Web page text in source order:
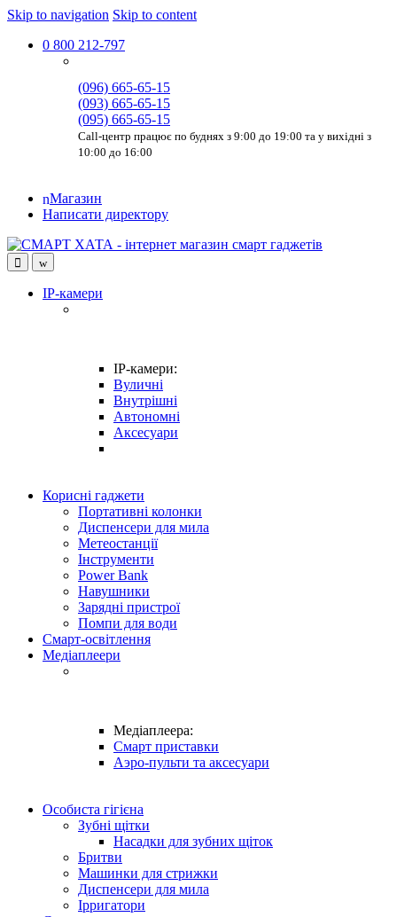
Skip to navigation Skip to content
0 800 212-797
(096) 665-65-15
(093) 665-65-15
(095) 665-65-15
Call-центр працює по буднях з 9:00 до 19:00 та у вихідні з
10:00 до 16:00
Магазин
Написати директору
IP-камери
IP-камери:
Вуличні
Внутрішні
Автономні
Аксесуари
Корисні гаджети
Портативні колонки
Диспенсери для мила
Метеостанції
Інструменти
Power Bank
Навушники
Зарядні пристрої
Помпи для води
Смарт-освітлення
Медіаплеери
Медіаплеера:
Смарт приставки
Аэро-пульти та аксесуари
Особиста гігієна
Зубні щітки
Насадки для зубних щіток
Бритви
Машинки для стрижки
Диспенсери для мила
Ірригатори